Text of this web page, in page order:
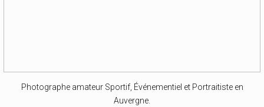
Photographe amateur Sportif, Événementiel et Portraitiste en
Auvergne.